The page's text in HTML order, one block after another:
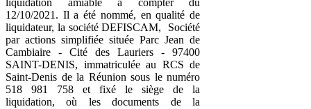
12/10/2021. Il a été nommé, en qualité de
liquidateur, la société DEFISCAM, Société
par actions simplifiée située Parc Jean de
Cambiaire - Cité des Lauriers - 97400
SAINT-DENIS, immatriculée au RCS de
Saint-Denis de la Réunion sous le numéro
518 981 758 et fixé le siège de la
liquidation, où les documents de la